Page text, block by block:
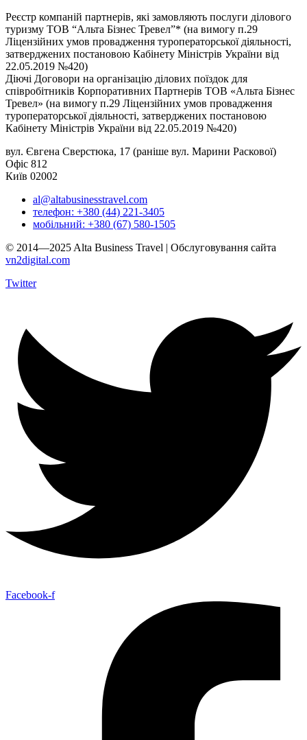
Реєстр компаній партнерів, які замовляють послуги ділового
туризму ТОВ “Альта Бізнес Тревел”* (на вимогу п.29
Ліцензійних умов провадження туроператорської діяльності,
затверджених постановою Кабінету Міністрів України від
22.05.2019 №420)
Діючі Договори на організацію ділових поїздок для
співробітників Корпоративних Партнерів ТОВ «Альта Бізнес
Тревел» (на вимогу п.29 Ліцензійних умов провадження
туроператорської діяльності, затверджених постановою
Кабінету Міністрів України від 22.05.2019 №420)
вул. Євгена Сверстюка, 17 (раніше вул. Марини Раскової)
Офіс 812
Київ 02002
al@altabusinesstravel.com
телефон: +380 (44) 221-3405
мобільний: +380 (67) 580-1505
© 2014—2025 Alta Business Travel | Обслуговування сайта
vn2digital.com
Twitter
Facebook-f